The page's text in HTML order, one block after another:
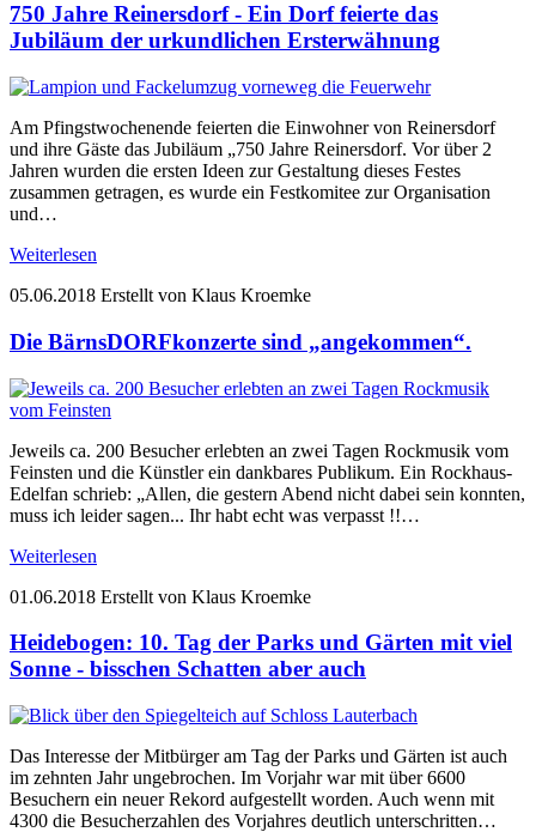
750 Jahre Reinersdorf - Ein Dorf feierte das
Jubiläum der urkundlichen Ersterwähnung
Am Pfingstwochenende feierten die Einwohner von Reinersdorf
und ihre Gäste das Jubiläum „750 Jahre Reinersdorf. Vor über 2
Jahren wurden die ersten Ideen zur Gestaltung dieses Festes
zusammen getragen, es wurde ein Festkomitee zur Organisation
und…
Weiterlesen
05.06.2018 Erstellt von Klaus Kroemke
Die BärnsDORFkonzerte sind „angekommen“.
Jeweils ca. 200 Besucher erlebten an zwei Tagen Rockmusik vom
Feinsten und die Künstler ein dankbares Publikum. Ein Rockhaus-
Edelfan schrieb: „Allen, die gestern Abend nicht dabei sein konnten,
muss ich leider sagen... Ihr habt echt was verpasst !!…
Weiterlesen
01.06.2018 Erstellt von Klaus Kroemke
Heidebogen: 10. Tag der Parks und Gärten mit viel
Sonne - bisschen Schatten aber auch
Das Interesse der Mitbürger am Tag der Parks und Gärten ist auch
im zehnten Jahr ungebrochen. Im Vorjahr war mit über 6600
Besuchern ein neuer Rekord aufgestellt worden. Auch wenn mit
4300 die Besucherzahlen des Vorjahres deutlich unterschritten…